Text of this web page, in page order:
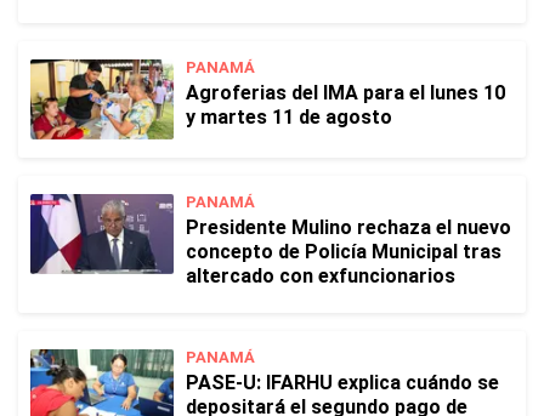
PANAMÁ
Agroferias del IMA para el lunes 10
y martes 11 de agosto
PANAMÁ
Presidente Mulino rechaza el nuevo
concepto de Policía Municipal tras
altercado con exfuncionarios
PANAMÁ
PASE-U: IFARHU explica cuándo se
depositará el segundo pago de